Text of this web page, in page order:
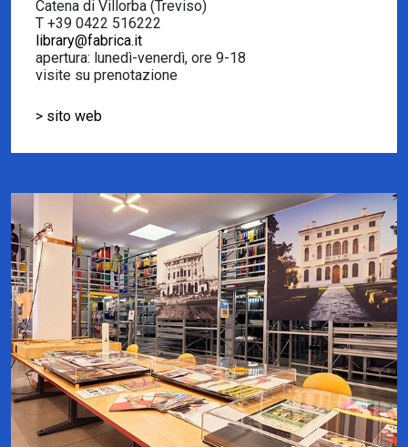
Catena di Villorba (Treviso)
T +39 0422 516222
library@fabrica.it
apertura: lunedì-venerdì, ore 9-18
visite su prenotazione
> sito web